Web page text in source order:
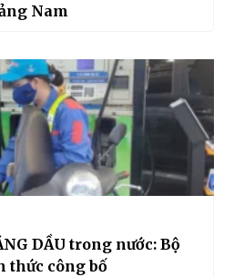
Nam
DẦU trong nước: Bộ
thức công bố